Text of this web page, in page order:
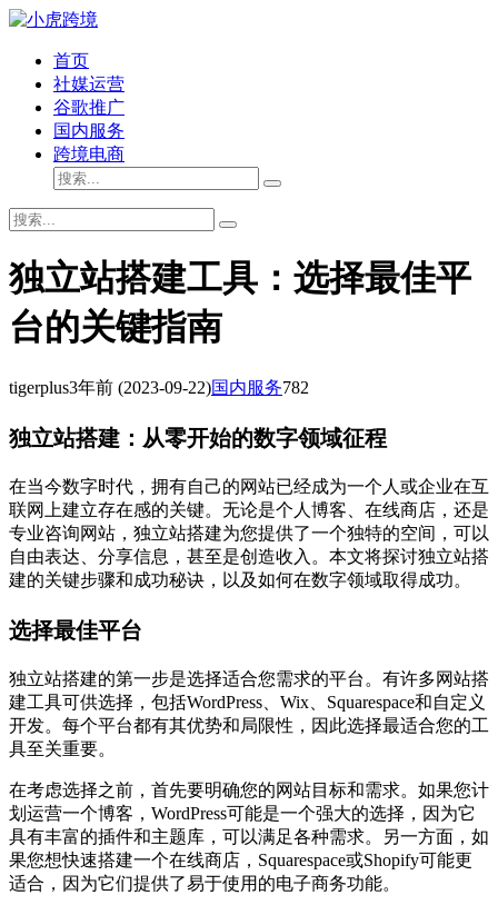
首页
社媒运营
谷歌推广
国内服务
跨境电商
独立站搭建工具：选择最佳平
台的关键指南
tigerplus3年前 (2023-09-22)国内服务782
独立站搭建：从零开始的数字领域征程
在当今数字时代，拥有自己的网站已经成为一个人或企业在互
联网上建立存在感的关键。无论是个人博客、在线商店，还是
专业咨询网站，独立站搭建为您提供了一个独特的空间，可以
自由表达、分享信息，甚至是创造收入。本文将探讨独立站搭
建的关键步骤和成功秘诀，以及如何在数字领域取得成功。
选择最佳平台
独立站搭建的第一步是选择适合您需求的平台。有许多网站搭
建工具可供选择，包括WordPress、Wix、Squarespace和自定义
开发。每个平台都有其优势和局限性，因此选择最适合您的工
具至关重要。
在考虑选择之前，首先要明确您的网站目标和需求。如果您计
划运营一个博客，WordPress可能是一个强大的选择，因为它
具有丰富的插件和主题库，可以满足各种需求。另一方面，如
果您想快速搭建一个在线商店，Squarespace或Shopify可能更
适合，因为它们提供了易于使用的电子商务功能。